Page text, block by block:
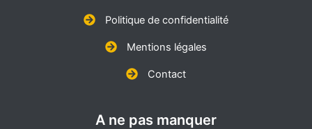
Politique de confidentialité
Mentions légales
Contact
A ne pas manquer